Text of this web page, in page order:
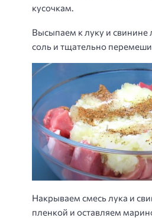
кусочкам.
Высыпаем к луку и
соль и тщательно
Накрываем смесь лука и
пленкой и оставляем